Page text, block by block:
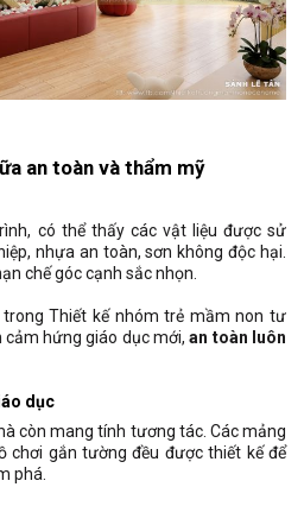
an toàn và thẩm mỹ
có thể thấy các vật liệu được sử
nhựa an toàn, sơn không độc hại.
chế góc cạnh sắc nhọn.
Thiết kế nhóm trẻ mầm non tư
cảm hứng giáo dục mới,an toàn luôn
dục
còn mang tính tương tác. Các mảng
chơi gắn tường đều được thiết kế để
phá.